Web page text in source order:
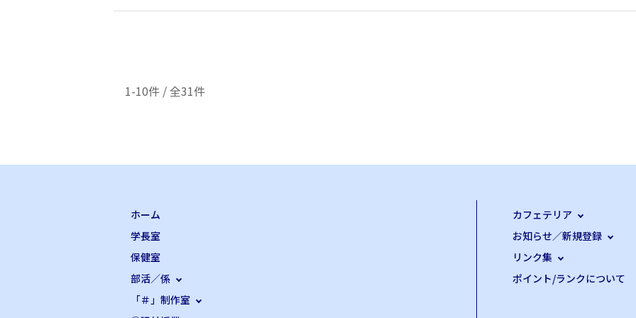
1-10件 / 全31件
ホーム
学長室
保健室
部活／係
「＃」制作室
カフェテリア
お知らせ／新規登録
リンク集
ポイント/ランクについて